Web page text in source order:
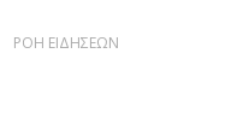
ΡΟΗ ΕΙΔΗΣΕΩΝ